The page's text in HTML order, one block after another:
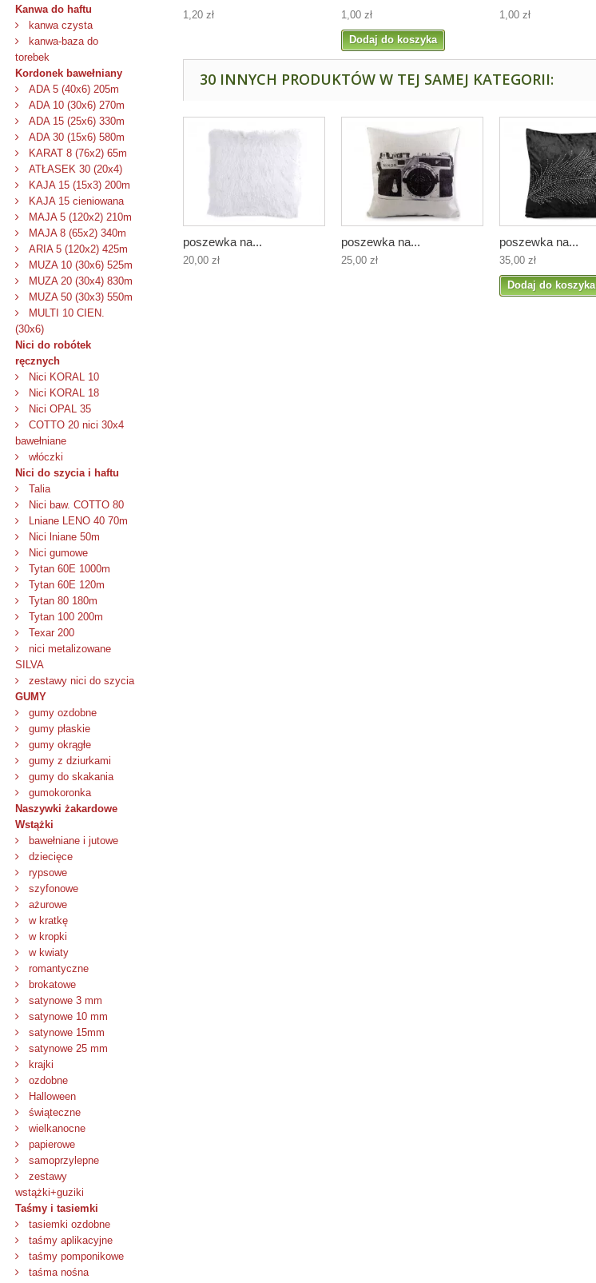
Kanwa do haftu
kanwa czysta
kanwa-baza do
torebek
Kordonek bawełniany
ADA 5 (40x6) 205m
ADA 10 (30x6) 270m
ADA 15 (25x6) 330m
ADA 30 (15x6) 580m
KARAT 8 (76x2) 65m
ATŁASEK 30 (20x4)
KAJA 15 (15x3) 200m
KAJA 15 cieniowana
MAJA 5 (120x2) 210m
MAJA 8 (65x2) 340m
ARIA 5 (120x2) 425m
MUZA 10 (30x6) 525m
MUZA 20 (30x4) 830m
MUZA 50 (30x3) 550m
MULTI 10 CIEN.
(30x6)
Nici do robótek
ręcznych
Nici KORAL 10
Nici KORAL 18
Nici OPAL 35
COTTO 20 nici 30x4
bawełniane
włóczki
Nici do szycia i haftu
Talia
Nici baw. COTTO 80
Lniane LENO 40 70m
Nici lniane 50m
Nici gumowe
Tytan 60E 1000m
Tytan 60E 120m
Tytan 80 180m
Tytan 100 200m
Texar 200
nici metalizowane
SILVA
zestawy nici do szycia
GUMY
gumy ozdobne
gumy płaskie
gumy okrągłe
gumy z dziurkami
gumy do skakania
gumokoronka
Naszywki żakardowe
Wstążki
bawełniane i jutowe
dziecięce
rypsowe
szyfonowe
ażurowe
w kratkę
w kropki
w kwiaty
romantyczne
brokatowe
satynowe 3 mm
satynowe 10 mm
satynowe 15mm
satynowe 25 mm
krajki
ozdobne
Halloween
świąteczne
wielkanocne
papierowe
samoprzylepne
zestawy
wstążki+guziki
Taśmy i tasiemki
tasiemki ozdobne
taśmy aplikacyjne
taśmy pomponikowe
taśma nośna
1,20 zł
1,00 zł
Dodaj do koszyka
1,00 zł
30 INNYCH PRODUKTÓW W TEJ SAMEJ KATEGORII:
poszewka na...
20,00 zł
poszewka na...
25,00 zł
poszewka na...
35,00 zł
Dodaj do koszyka